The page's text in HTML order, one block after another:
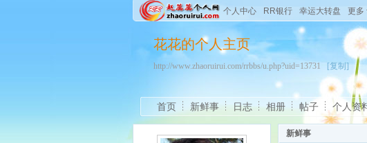
个人中心 RR银行 幸运大转盘 更多
花花的个人主页
http://www.zhaoruirui.com/rrbbs/u.php?uid=13731 [复制]
首页 新鲜事 日志 相册 帖子 个人资
新鲜事